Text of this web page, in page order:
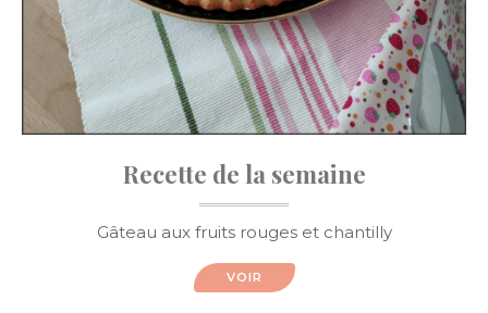
Recette de la semaine
Gâteau aux fruits rouges et chantilly
VOIR